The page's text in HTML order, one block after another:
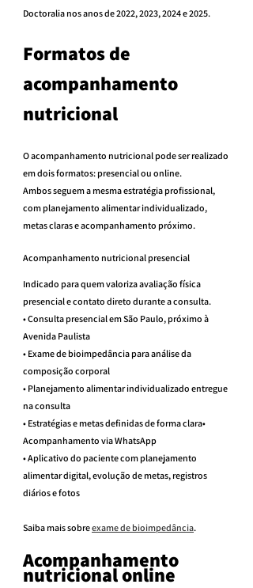
Doctoralia nos anos de 2022, 2023, 2024 e 2025.
Formatos de
acompanhamento
nutricional
O acompanhamento nutricional pode ser realizado
em dois formatos: presencial ou online.
Ambos seguem a mesma estratégia profissional,
com planejamento alimentar individualizado,
metas claras e acompanhamento próximo.
Acompanhamento nutricional presencial
Indicado para quem valoriza avaliação física
presencial e contato direto durante a consulta.
• Consulta presencial em São Paulo, próximo à
Avenida Paulista
• Exame de bioimpedância para análise da
composição corporal
• Planejamento alimentar individualizado entregue
na consulta
• Estratégias e metas definidas de forma clara•
Acompanhamento via WhatsApp
• Aplicativo do paciente com planejamento
alimentar digital, evolução de metas, registros
diários e fotos
Saiba mais sobre exame de bioimpedância.
Acompanhamento
nutricional online